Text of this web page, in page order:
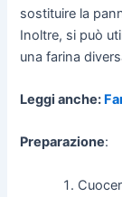
sostituire la
Inoltre, si può
una farina
Leggi anche:
Preparazione: